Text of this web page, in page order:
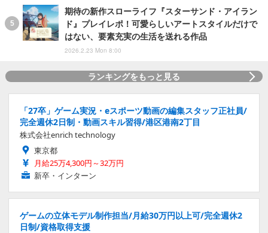
期待の新作スローライフ『スターサンド・アイラン
ド』プレイレポ！可愛らしいアートスタイルだけで
はない、要素充実の生活を送れる作品
2026.2.23 Mon 8:00
ランキングをもっと見る
「27卒」ゲーム実況・eスポーツ動画の編集スタッフ正社員/
完全週休2日制・動画スキル習得/港区港南2丁目
株式会社enrich technology
東京都
月給25万4,300円～32万円
新卒・インターン
ゲームの立体モデル制作担当/月給30万円以上可/完全週休2
日制/資格取得支援